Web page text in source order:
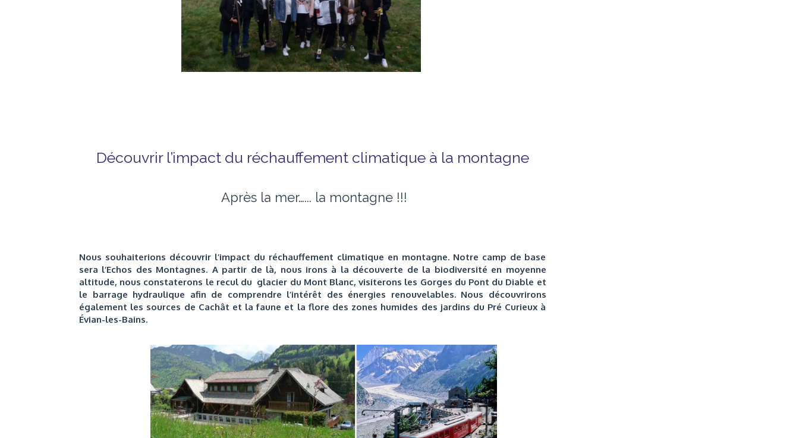
Découvrir l’impact du réchauffement climatique à la montagne
Après la mer…... la montagne !!!
Nous souhaiterions découvrir l’impact du réchauffement climatique en montagne. Notre camp de base
sera l’Echos des Montagnes. A partir de là, nous irons à la découverte de la biodiversité en moyenne
altitude, nous constaterons le recul du glacier du Mont Blanc, visiterons les Gorges du Pont du Diable et
le barrage hydraulique afin de comprendre l’intérêt des énergies renouvelables. Nous découvrirons
également les sources de Cachât et la faune et la flore des zones humides des jardins du Pré Curieux à
Évian-les-Bains.